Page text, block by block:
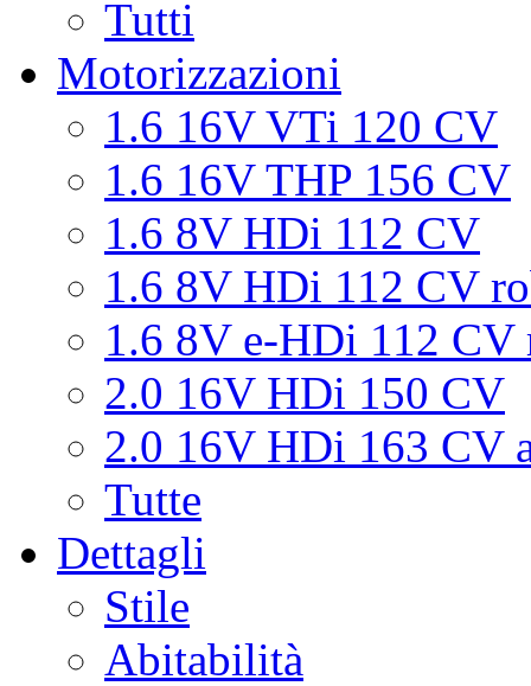
Tutti
Motorizzazioni
1.6 16V VTi 120 CV
1.6 16V THP 156 CV
1.6 8V HDi 112 CV
1.6 8V HDi 112 CV
1.6 8V e-HDi 112 CV
2.0 16V HDi 150 CV
2.0 16V HDi 163 CV
Tutte
Dettagli
Stile
Abitabilità